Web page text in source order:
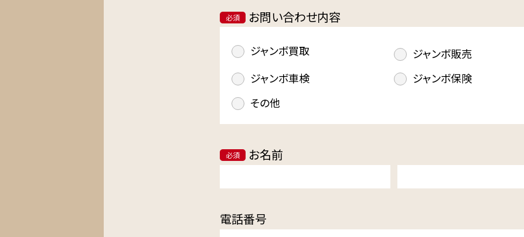
必須 お問い合わせ内容
ジャンボ買取
ジャンボ販売
ジャンボ車検
ジャンボ保険
その他
必須 お名前
電話番号